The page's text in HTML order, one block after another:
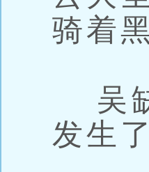
骑着
吴缺
发生